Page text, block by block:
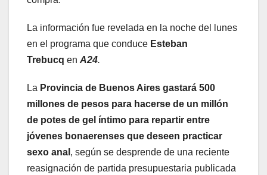
La información fue revelada en la noche del lunes
en el programa que conduce Esteban
Trebucq en A24.
La Provincia de Buenos Aires gastará 500
millones de pesos para hacerse de un millón
de potes de gel íntimo para repartir entre
jóvenes bonaerenses que deseen practicar
sexo anal , según se desprende de una reciente
reasignación de partida presupuestaria publicada